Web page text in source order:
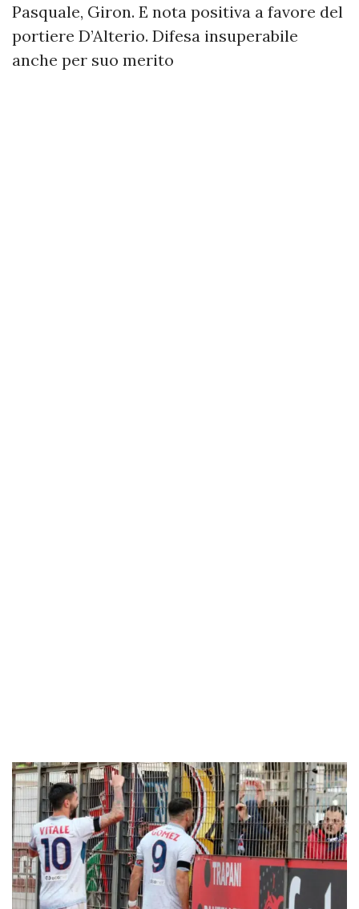
Pasquale, Giron. E nota positiva a favore del
portiere D’Alterio. Difesa insuperabile
anche per suo merito